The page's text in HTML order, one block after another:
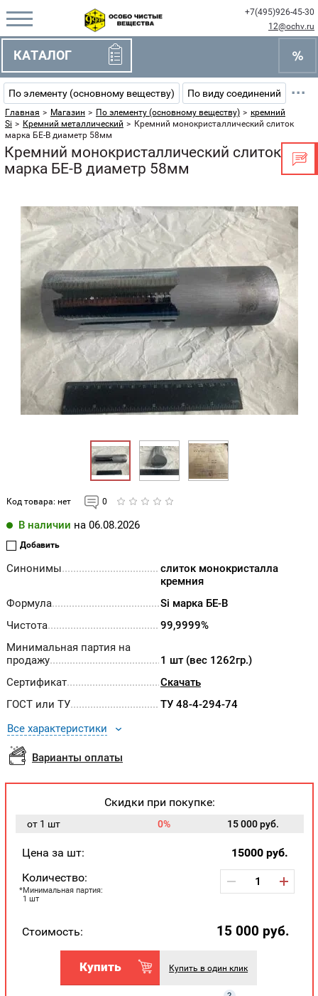
КАТАЛОГ
+7(495)926-45-30
12@ochv.ru
По элементу (основному веществу) По виду соединений ···
Главная > Магазин > По элементу (основному веществу) > кремний
Si > Кремний металлический > Кремний монокристаллический слиток
марка БЕ-В диаметр 58мм
Кремний монокристаллический слиток
марка БЕ-В диаметр 58мм
Код товара: нет 0
В наличии на 06.08.2026
Добавить
Синонимы
слиток монокристалла
кремния
Формула
Si марка БЕ-В
Чистота
99,9999%
Минимальная партия на
продажу
1 шт (вес 1262гр.)
Сертификат
Скачать
ГОСТ или ТУ
ТУ 48-4-294-74
Все характеристики
Варианты оплаты
Скидки при покупке:
от 1 шт 0% 15 000 руб.
Цена за шт: 15000 руб.
Количество:
Минимальная партия:
1 шт
Стоимость: 15 000 руб.
Купить Купить в один клик